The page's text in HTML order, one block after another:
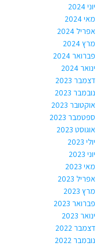
יוני 2024
מאי 2024
אפריל 2024
מרץ 2024
פברואר 2024
ינואר 2024
דצמבר 2023
נובמבר 2023
אוקטובר 2023
ספטמבר 2023
אוגוסט 2023
יולי 2023
יוני 2023
מאי 2023
אפריל 2023
מרץ 2023
פברואר 2023
ינואר 2023
דצמבר 2022
נובמבר 2022